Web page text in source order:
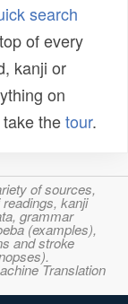
search
of every
kanji or
on
thetour.
of sources,
kanji
grammar
(examples),
and stroke
Translation